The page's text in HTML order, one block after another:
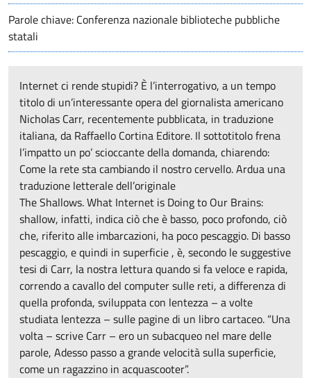
Parole chiave: Conferenza nazionale biblioteche pubbliche
statali
Internet ci rende stupidi? È l’interrogativo, a un tempo
titolo di un’interessante opera del giornalista americano
Nicholas Carr, recentemente pubblicata, in traduzione
italiana, da Raffaello Cortina Editore. Il sottotitolo frena
l’impatto un po’ scioccante della domanda, chiarendo:
Come la rete sta cambiando il nostro cervello. Ardua una
traduzione letterale dell’originale
The Shallows. What Internet is Doing to Our Brains:
shallow, infatti, indica ciò che è basso, poco profondo, ciò
che, riferito alle imbarcazioni, ha poco pescaggio. Di basso
pescaggio, e quindi in superficie , è, secondo le suggestive
tesi di Carr, la nostra lettura quando si fa veloce e rapida,
correndo a cavallo del computer sulle reti, a differenza di
quella profonda, sviluppata con lentezza – a volte
studiata lentezza – sulle pagine di un libro cartaceo. “Una
volta – scrive Carr – ero un subacqueo nel mare delle
parole, Adesso passo a grande velocità sulla superficie,
come un ragazzino in acquascooter”.